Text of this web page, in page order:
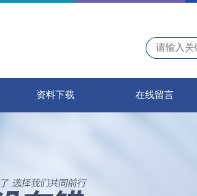
资料下载 在线留言